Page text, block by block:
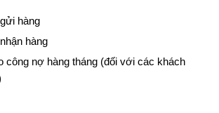
hàng
hàng
công nợ hàng tháng (đối với các khách